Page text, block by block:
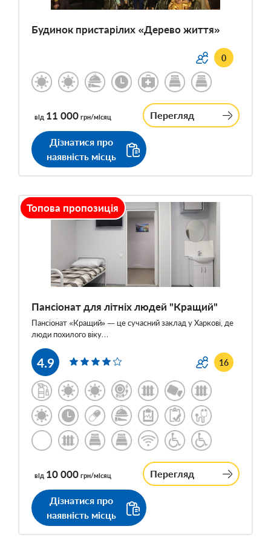
Будинок пристарілих «Дерево життя»
0
від 11 000 грн/місяц Перегляд
Дізнатися про
наявність місць
Топова пропозиція
Пансіонат для літніх людей "Кращий"
Пансіонат «Кращий» — це сучасний заклад у Харкові, де
люди похилого віку…
4.9 16
від 10 000 грн/місяц Перегляд
Дізнатися про
наявність місць